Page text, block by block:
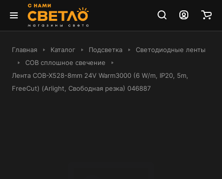
Главная Каталог Подсветка
Светодиодные ленты
COB сплошное свечение
Лента COB-X528-8mm 24V Warm3000 (6 W/m, IP20, 5m,
FreeCut) (Arlight, Свободная резка) 046887